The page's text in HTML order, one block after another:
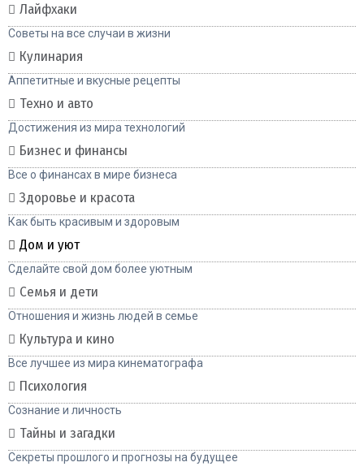
Лайфхаки
Советы на все случаи в жизни
Кулинария
Аппетитные и вкусные рецепты
Техно и авто
Достижения из мира технологий
Бизнес и финансы
Все о финансах в мире бизнеса
Здоровье и красота
Как быть красивым и здоровым
Дом и уют
Сделайте свой дом более уютным
Семья и дети
Отношения и жизнь людей в семье
Культура и кино
Все лучшее из мира кинематографа
Психология
Сознание и личность
Тайны и загадки
Секреты прошлого и прогнозы на будущее